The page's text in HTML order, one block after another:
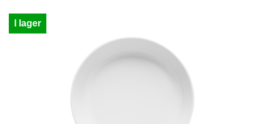
I lager